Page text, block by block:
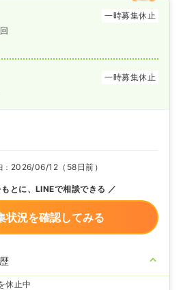
一時募集休止
一時募集休止
2026/06/12（58日前）
とに、LINEで相談できる
状況を確認してみる
休止中